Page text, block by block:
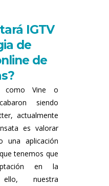
IGTV
de
de
como Vine o
siendo
actualmente
es valorar
una aplicación
tenemos que
en la
nuestra